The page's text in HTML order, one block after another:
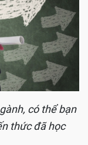
có thể bạn
thức đã học